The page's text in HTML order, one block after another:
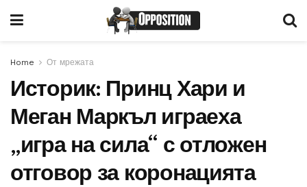
Home От мрежата
Историк: Принц Хари и
Меган Маркъл играеха
„игра на сила“ с отложен
отговор за коронацията